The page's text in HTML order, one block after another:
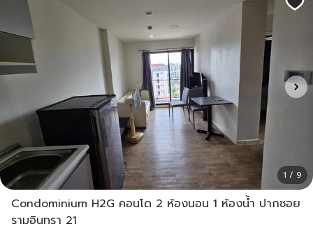
1 / 9
Condominium H2G คอนโด 2 ห้องนอน 1 ห้องน้ำ ปากซอย
รามอินทรา 21